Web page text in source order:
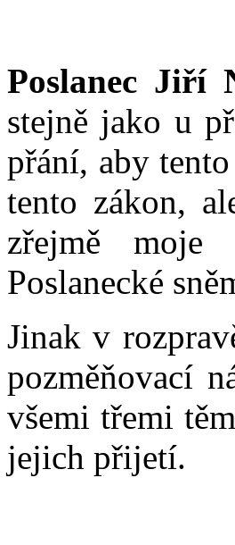
Poslanec Jiří
stejně jako u
přání, aby
tento zákon,
zřejmě moje
Poslanecké
Jinak v
pozměňovací
všemi třemi
jejich přijetí.